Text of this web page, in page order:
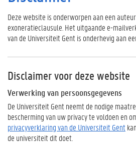
Deze website is onderworpen aan een
exoneratieclausule. Het uitgaande e-
van de Universiteit Gent is onderhevig aan
Disclaimer voor deze website
Verwerking van persoonsgegevens
De Universiteit Gent neemt de nodige
bescherming van uw privacy te voldoen en
privacyverklaring van de Universiteit Gent
de universiteit dit doet.